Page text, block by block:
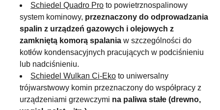
Schiedel Quadro Pro to powietrznospalinowy
system kominowy, przeznaczony do odprowadzania
spalin z urządzeń gazowych i olejowych z
zamkniętą komorą spalania w szczególności do
kotłów kondensacyjnych pracujących w podciśnieniu
lub nadciśnieniu.
Schiedel Wulkan Ci-Eko to uniwersalny
trójwarstwowy komin przeznaczony do współpracy z
urządzeniami grzewczymi na paliwa stałe (drewno,